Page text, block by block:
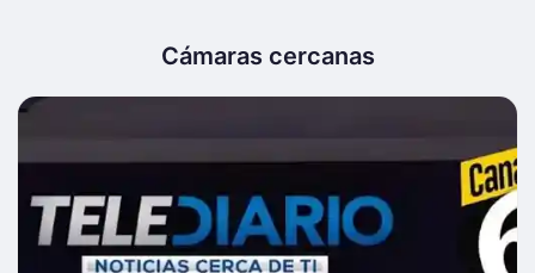
Cámaras cercanas